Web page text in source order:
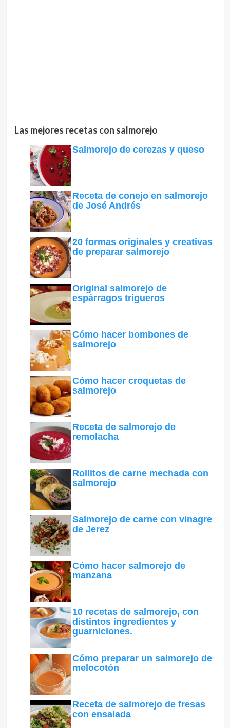
Las mejores recetas con salmorejo
Salmorejo de cerezas y queso
Receta de conejo en salmorejo
de José Andrés
20 formas originales y creativas
de preparar salmorejo
Original salmorejo de
espárragos trigueros
Cómo hacer bombones de
salmorejo
Cómo hacer croquetas de
salmorejo
Receta de salmorejo de
remolacha
Rollitos de carne mechada con
salmorejo
Salmorejo de carne con vinagre
de Jerez
Cómo hacer salmorejo de
manzana
10 recetas de salmorejo, con
distintos ingredientes y
guarniciones.
Cómo preparar un salmorejo de
melocotón
Receta de salmorejo de fresas
con ensalada